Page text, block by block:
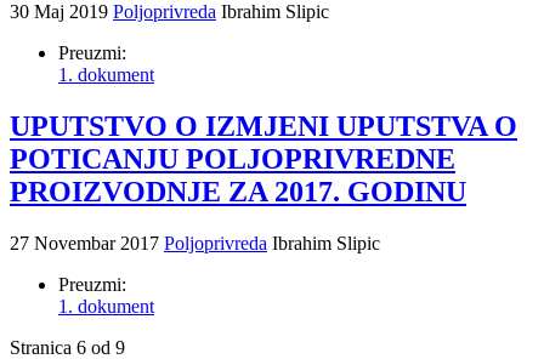
30 Maj 2019 Poljoprivreda Ibrahim Slipic
Preuzmi:
1. dokument
UPUTSTVO O IZMJENI UPUTSTVA O
POTICANJU POLJOPRIVREDNE
PROIZVODNJE ZA 2017. GODINU
27 Novembar 2017 Poljoprivreda Ibrahim Slipic
Preuzmi:
1. dokument
Stranica 6 od 9